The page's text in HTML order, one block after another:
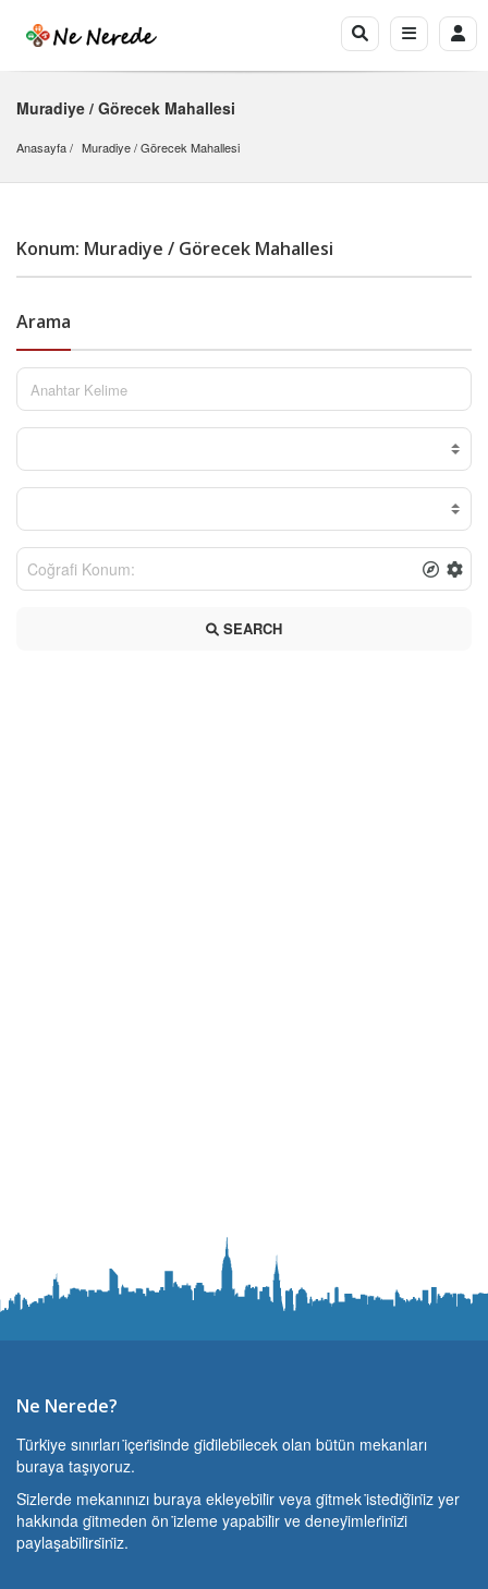
Muradiye / Görecek Mahallesi
Anasayfa Muradiye / Görecek Mahallesi
Konum: Muradiye / Görecek Mahallesi
Arama
SEARCH
Ne Nerede?
Türki̇ye sınırları i̇çeri̇si̇nde gi̇di̇lebi̇lecek olan bütün mekanları
buraya taşıyoruz.
Si̇zlerde mekanınızı buraya ekleyebi̇li̇r veya gi̇tmek i̇stedi̇ği̇ni̇z yer
hakkında gi̇tmeden ön i̇zleme yapabi̇li̇r ve deneyi̇mleri̇ni̇zi̇
paylaşabi̇li̇rsi̇ni̇z.